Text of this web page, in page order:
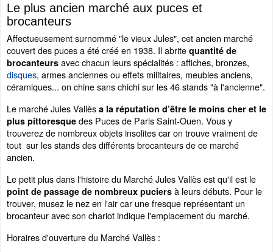
Le plus ancien marché aux puces et
brocanteurs
Affectueusement surnommé "le vieux Jules", cet ancien marché
couvert des puces a été créé en 1938. Il abrite quantité de
brocanteurs avec chacun leurs spécialités : affiches, bronzes,
disques, armes anciennes ou effets militaires, meubles anciens,
céramiques... on chine sans chichi sur les 46 stands "à l'ancienne".
Le marché Jules Vallès a la réputation d’être le moins cher et le
plus pittoresque des Puces de Paris Saint-Ouen. Vous y
trouverez de nombreux objets insolites car on trouve vraiment de
tout sur les stands des différents brocanteurs de ce marché
ancien.
Le petit plus dans l'histoire du Marché Jules Vallès est qu'il est le
point de passage de nombreux puciers à leurs débuts. Pour le
trouver, musez le nez en l'air car une fresque représentant un
brocanteur avec son chariot indique l'emplacement du marché.
Horaires d'ouverture du Marché Vallès :